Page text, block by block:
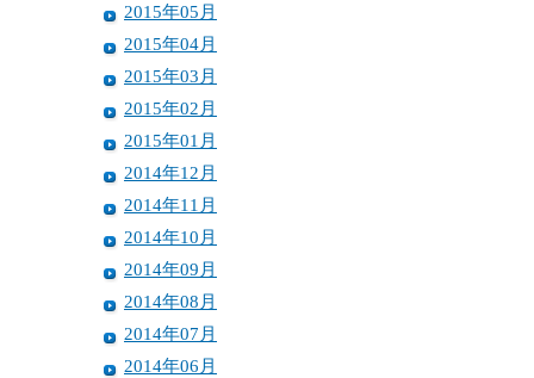
2015年05月
2015年04月
2015年03月
2015年02月
2015年01月
2014年12月
2014年11月
2014年10月
2014年09月
2014年08月
2014年07月
2014年06月